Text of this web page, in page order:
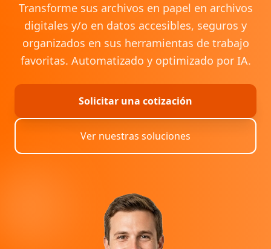
Transforme sus archivos en papel en archivos
digitales y/o en datos accesibles, seguros y
organizados en sus herramientas de trabajo
favoritas. Automatizado y optimizado por IA.
Solicitar una cotización
Ver nuestras soluciones